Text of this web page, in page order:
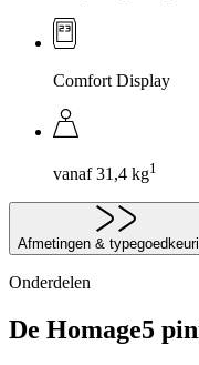
Comfort Display
vanaf 31,4 kg1
Afmetingen &
Onderdelen
De Homage5